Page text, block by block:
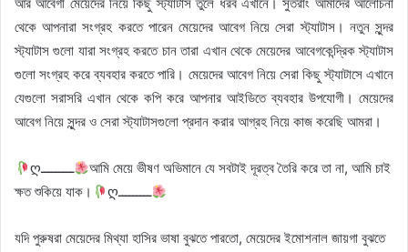
থেকে আপনারা সংগ্রহ করতে পারেন মেয়েদের আবেগ নিয়ে সেরা স্ট্যাটাস। নতুন সুন্দর
স্ট্যাটাস গুলো যারা সংগ্রহ করতে চান তারা এখান থেকে মেয়েদের আবেগকেন্দ্রিক স্ট্যাটাস
গুলো সংগ্রহ করে ব্যবহার করতে পারি। মেয়েদের আবেগ নিয়ে সেরা কিছু স্ট্যাটাসে এখানে
যেগুলো সরাসরি এখান থেকে কপি করে আপনার আইডিতে ব্যবহার উপযোগী। মেয়েদের
আবেগ নিয়ে সুন্দর ও সেরা স্ট্যাটাসগুলো প্রদান করার আগ্রহ নিয়ে কাজ করেছি আমরা।
ღـــــــــ
আমি মেয়ে ভীষণ অভিমানে যে সবটাই দূরত্ব তৈরি করে তা না, আমি চাই
ক্ষত শুকিয়ে যাক।
ღـــــــــ
যদি পুরুষরা মেয়েদের মিথ্যা হাসির ভাষা বুঝতে পারতো, মেয়েদের ইমোশনাল জায়গা বুঝতে